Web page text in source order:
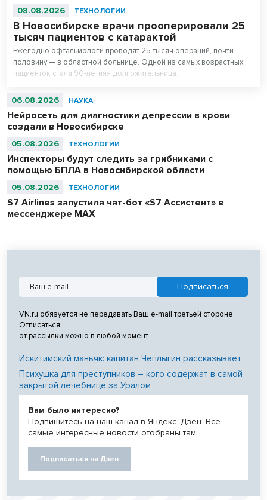
08.08.2026 ТЕХНОЛОГИИ
В Новосибирске врачи прооперировали 25
тысяч пациентов с катарактой
Ежегодно офтальмологи проводят 25 тысяч операций, почти
половину — в областной больнице. Одной из самых возрастных
пациенток стала 90-летняя долгожительница.
06.08.2026 НАУКА
Нейросеть для диагностики депрессии в крови
создали в Новосибирске
05.08.2026 ТЕХНОЛОГИИ
Инспекторы будут следить за грибниками с
помощью БПЛА в Новосибирской области
05.08.2026 ТЕХНОЛОГИИ
S7 Airlines запустила чат-бот «S7 Ассистент» в
мессенджере MAX
VN.ru обязуется не передавать Ваш e-mail третьей стороне.
Отписаться
от рассылки можно в любой момент
Искитимский маньяк: капитан Чеплыгин рассказывает
Психушка для преступников – кого содержат в самой
закрытой лечебнице за Уралом
Вам было интересно?
Подпишитесь на наш канал в Яндекс. Дзен. Все
самые интересные новости отобраны там.
Подписаться на Дзен